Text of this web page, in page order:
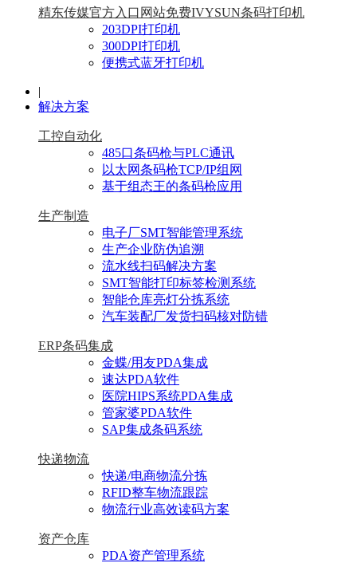
精东传媒官方入口网站免费IVYSUN条码打印机
203DPI打印机
300DPI打印机
便携式蓝牙打印机
|
解决方案
工控自动化
485口条码枪与PLC通讯
以太网条码枪TCP/IP组网
基于组态王的条码枪应用
生产制造
电子厂SMT智能管理系统
生产企业防伪追溯
流水线扫码解决方案
SMT智能打印标签检测系统
智能仓库亮灯分拣系统
汽车装配厂发货扫码核对防错
ERP条码集成
金蝶/用友PDA集成
速达PDA软件
医院HIPS系统PDA集成
管家婆PDA软件
SAP集成条码系统
快递物流
快递/电商物流分拣
RFID整车物流跟踪
物流行业高效读码方案
资产仓库
PDA资产管理系统